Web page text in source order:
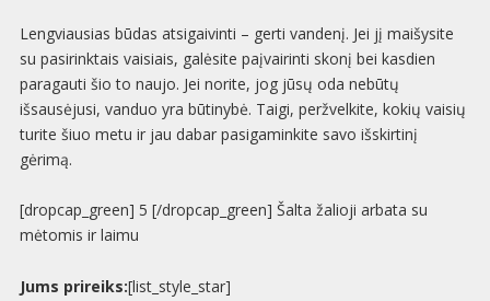
Lengviausias būdas atsigaivinti – gerti vandenį. Jei jį maišysite
su pasirinktais vaisiais, galėsite paįvairinti skonį bei kasdien
paragauti šio to naujo. Jei norite, jog jūsų oda nebūtų
išsausėjusi, vanduo yra būtinybė. Taigi, peržvelkite, kokių vaisių
turite šiuo metu ir jau dabar pasigaminkite savo išskirtinį
gėrimą.
[dropcap_green] 5 [/dropcap_green] Šalta žalioji arbata su
mėtomis ir laimu
Jums prireiks:[list_style_star]